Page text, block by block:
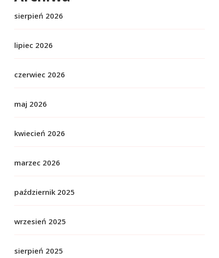
sierpień 2026
lipiec 2026
czerwiec 2026
maj 2026
kwiecień 2026
marzec 2026
październik 2025
wrzesień 2025
sierpień 2025